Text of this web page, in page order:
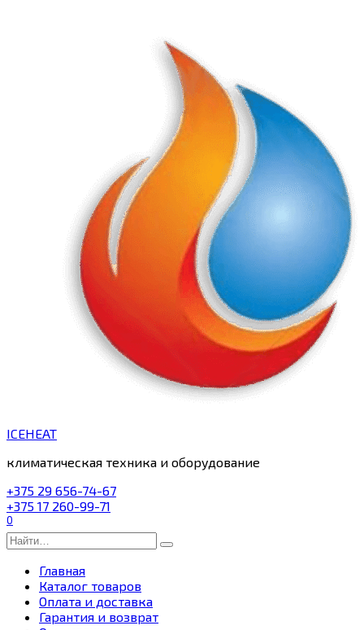
ICEHEAT
климатическая техника и оборудование
+375 29 656-74-67
+375 17 260-99-71
0
Search
for:
Главная
Каталог товаров
Оплата и доставка
Гарантия и возврат